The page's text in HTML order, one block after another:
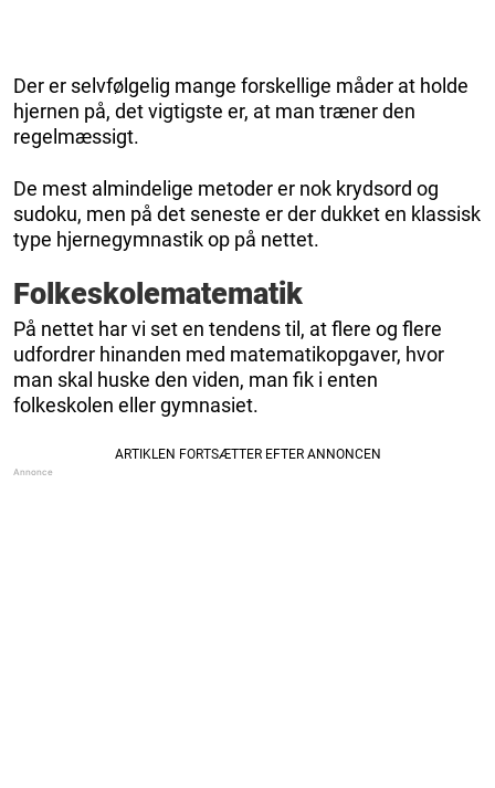
Der er selvfølgelig mange forskellige måder at holde
hjernen på, det vigtigste er, at man træner den
regelmæssigt.
De mest almindelige metoder er nok krydsord og
sudoku, men på det seneste er der dukket en klassisk
type hjernegymnastik op på nettet.
Folkeskolematematik
På nettet har vi set en tendens til, at flere og flere
udfordrer hinanden med matematikopgaver, hvor
man skal huske den viden, man fik i enten
folkeskolen eller gymnasiet.